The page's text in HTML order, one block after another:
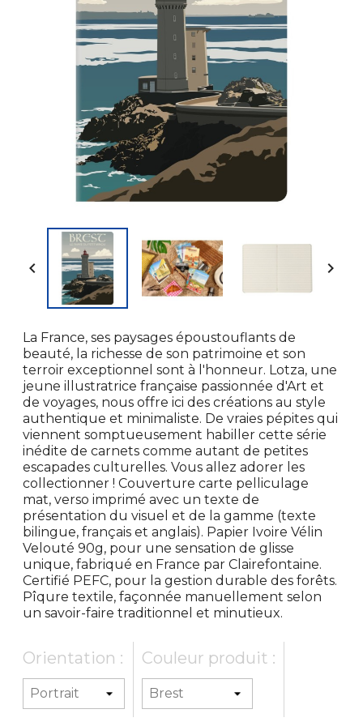
 
La France, ses paysages époustouflants de
beauté, la richesse de son patrimoine et son
terroir exceptionnel sont à l'honneur. Lotza, une
jeune illustratrice française passionnée d'Art et
de voyages, nous offre ici des créations au style
authentique et minimaliste. De vraies pépites qui
viennent somptueusement habiller cette série
inédite de carnets comme autant de petites
escapades culturelles. Vous allez adorer les
collectionner ! Couverture carte pelliculage
mat, verso imprimé avec un texte de
présentation du visuel et de la gamme (texte
bilingue, français et anglais). Papier Ivoire Vélin
Velouté 90g, pour une sensation de glisse
unique, fabriqué en France par Clairefontaine.
Certifié PEFC, pour la gestion durable des forêts.
Pîqure textile, façonnée manuellement selon
un savoir-faire traditionnel et minutieux.
Orientation : Couleur produit :